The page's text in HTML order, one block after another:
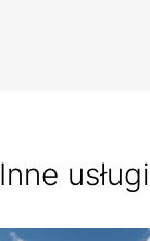
Inne usługi